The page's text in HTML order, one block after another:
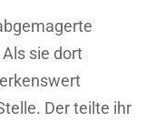
sie dort
Der teilte ihr